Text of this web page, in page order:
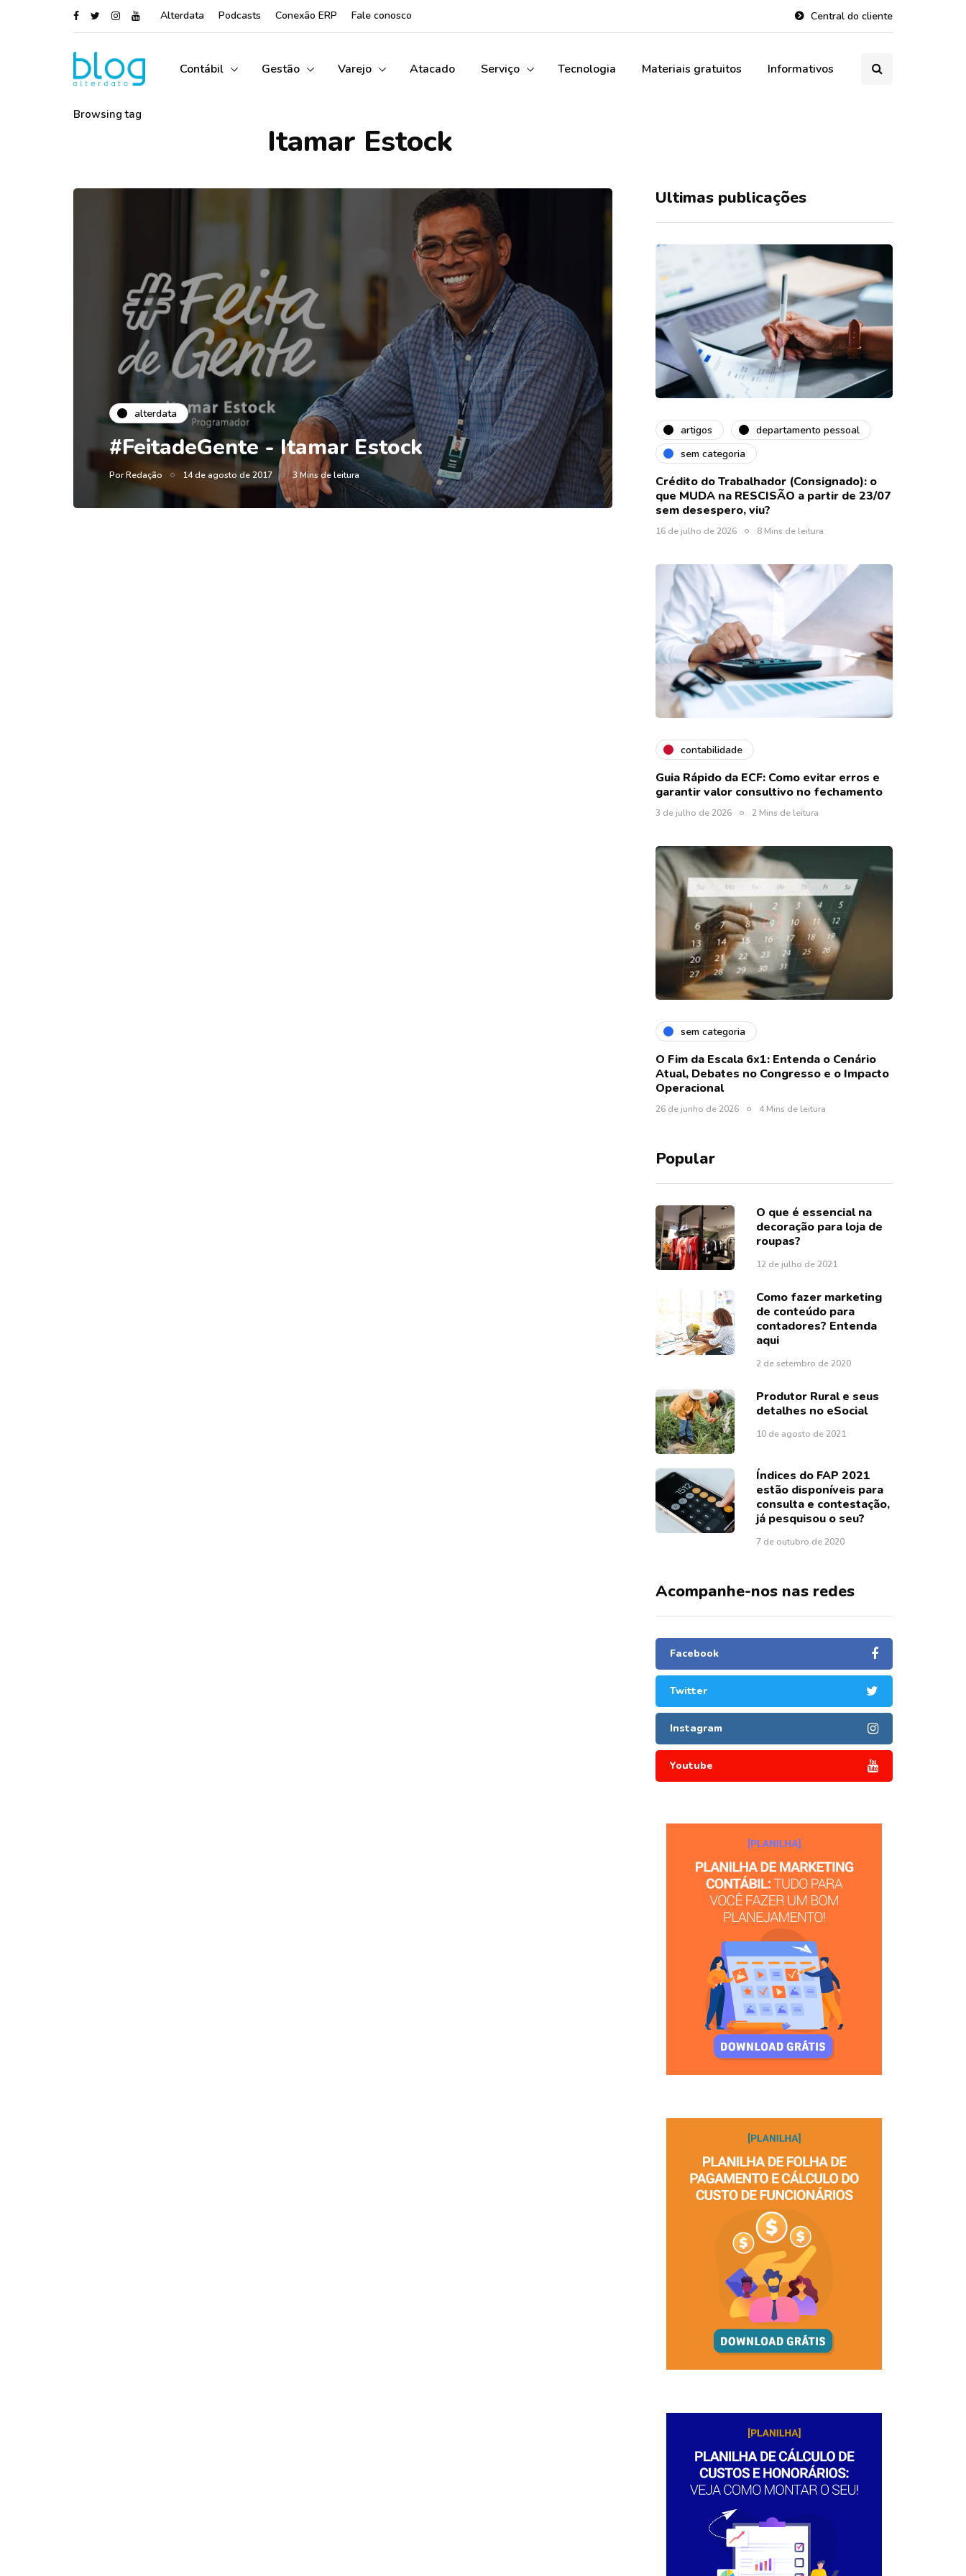
Alterdata Podcasts Conexão ERP Fale conosco Central do cliente
Contábil Gestão Varejo Atacado Serviço Tecnologia Materiais gratuitos Informativos
Browsing tag
Itamar Estock
alterdata
#FeitadeGente - Itamar Estock
PorRedação 14 de agosto de 2017 3 Mins de leitura
Ultimas publicações
artigos
departamento pessoal
sem categoria
Crédito do Trabalhador (Consignado): o
que MUDA na RESCISÃO a partir de 23/07
sem desespero, viu?
16 de julho de 2026 8 Mins de leitura
contabilidade
Guia Rápido da ECF: Como evitar erros e
garantir valor consultivo no fechamento
3 de julho de 2026 2 Mins de leitura
sem categoria
O Fim da Escala 6x1: Entenda o Cenário
Atual, Debates no Congresso e o Impacto
Operacional
26 de junho de 2026 4 Mins de leitura
Popular
O que é essencial na
decoração para loja de
roupas?
12 de julho de 2021
Como fazer marketing
de conteúdo para
contadores? Entenda
aqui
2 de setembro de 2020
Produtor Rural e seus
detalhes no eSocial
10 de agosto de 2021
Índices do FAP 2021
estão disponíveis para
consulta e contestação,
já pesquisou o seu?
7 de outubro de 2020
Acompanhe-nos nas redes
Facebook
Twitter
Instagram
Youtube